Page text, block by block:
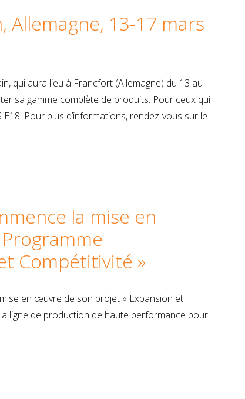
13-17 mars
qui aura lieu à Francfort (Allemagne) du 13 au
sa gamme complète de produits. Pour ceux qui
Pour plus d’informations, rendez-vous sur le
la mise en
Compétitivité »
en œuvre de son projet « Expansion et
ligne de production de haute performance pour